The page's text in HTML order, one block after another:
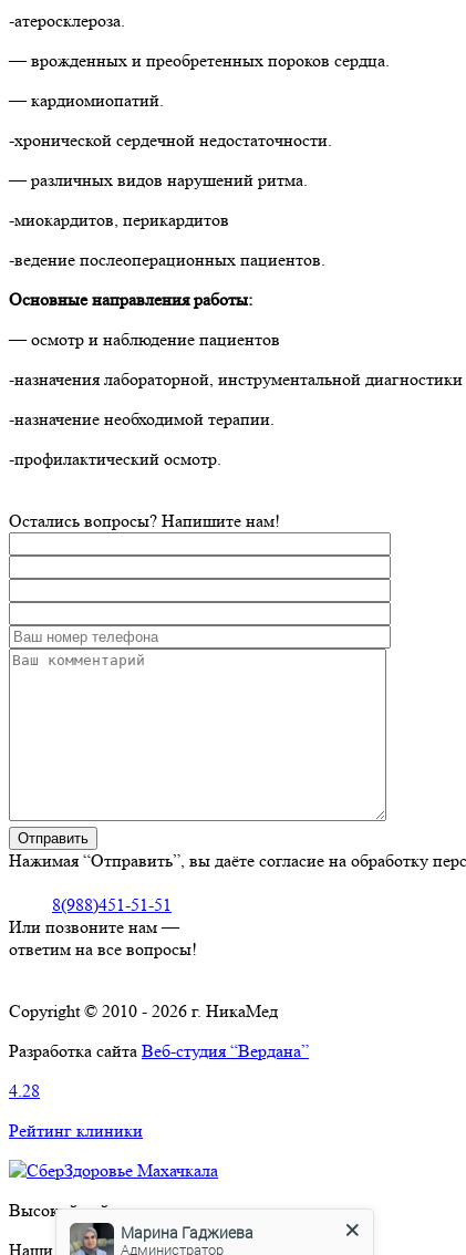
-атеросклероза.
— врожденных и преобретенных пороков сердца.
— кардиомиопатий.
-хронической сердечной недостаточности.
— различных видов нарушений ритма.
-миокардитов, перикардитов
-ведение послеоперационных пациентов.
Основные направления работы:
— осмотр и наблюдение пациентов
-назначения лабораторной, инструментальной диагностики
-назначение необходимой терапии.
-профилактический осмотр.
Остались вопросы? Напишите нам!
Нажимая “Отправить”, вы даёте согласие на обработку
8(988)451-51-51
Или позвоните нам —
ответим на все вопросы!
Copyright © 2010 - 2026 г. НикаМед
Разработка сайта Веб-студия “Вердана”
4.28
Рейтинг клиники
Высокий рейтинг
Наши соцсети
Марина Гаджиева
Администратор